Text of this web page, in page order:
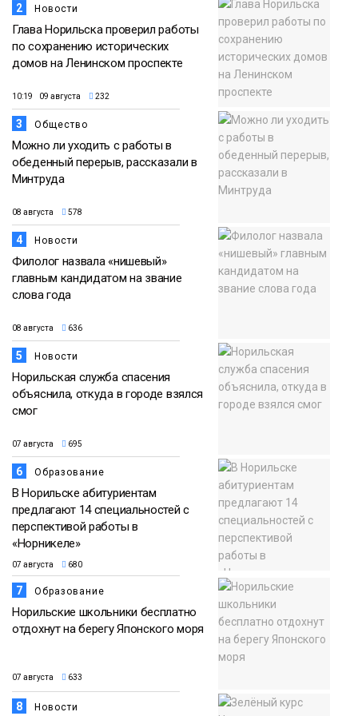
2 Новости
Глава Норильска проверил работы
по сохранению исторических
домов на Ленинском проспекте
10:19 09 августа 232
3 Общество
Можно ли уходить с работы в
обеденный перерыв, рассказали в
Минтруда
08 августа 578
4 Новости
Филолог назвала «нишевый»
главным кандидатом на звание
слова года
08 августа 636
5 Новости
Норильская служба спасения
объяснила, откуда в городе взялся
смог
07 августа 695
6 Образование
В Норильске абитуриентам
предлагают 14 специальностей с
перспективой работы в
«Норникеле»
07 августа 680
7 Образование
Норильские школьники бесплатно
отдохнут на берегу Японского моря
07 августа 633
8 Новости